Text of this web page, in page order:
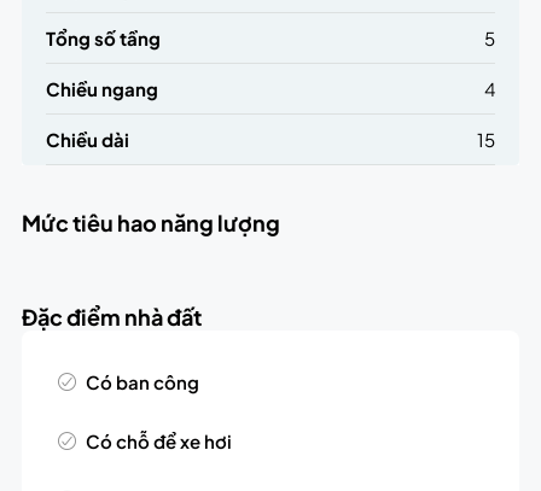
Tổng số tầng 5
Chiều ngang 4
Chiều dài 15
Mức tiêu hao năng lượng
Đặc điểm nhà đất
Có ban công
Có chỗ để xe hơi